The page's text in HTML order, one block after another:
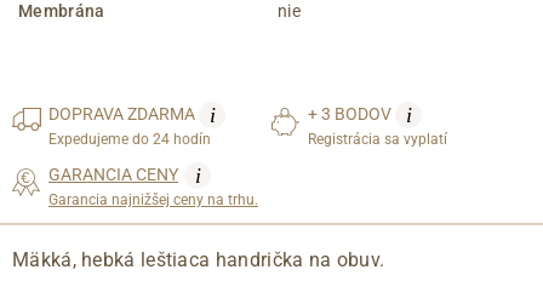
Membrána nie
DOPRAVAZDARMA i
Expedujeme do 24 hodín
+ 3 BODOV i
Registrácia sa vyplatí
GARANCIA CENY i
Garancia najnižšej ceny na trhu.
Mäkká, hebká leštiaca handrička na obuv.